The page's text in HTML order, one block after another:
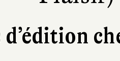
d’édition